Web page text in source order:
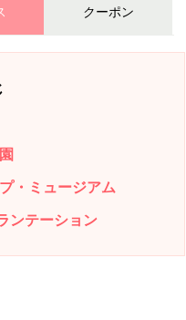
クーポン
・ミュージアム
ンテーション